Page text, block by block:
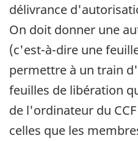
délivrance
On doit donner une
(c'est-à-dire une
permettre à un train
feuilles de libération
de l'ordinateur du
celles que les